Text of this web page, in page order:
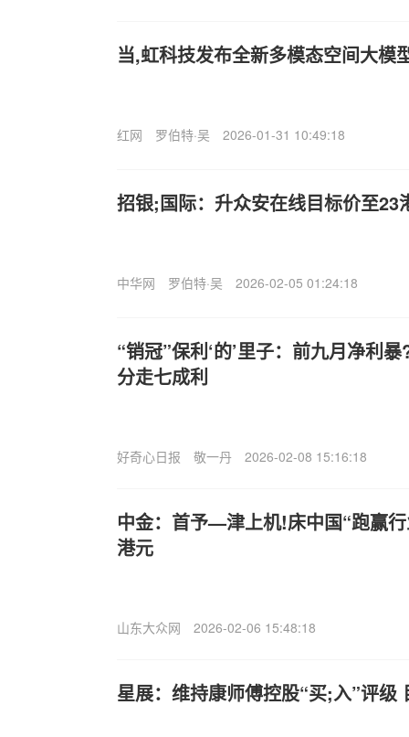
当,虹科技发布全新多模态空间大模
红网 罗伯特·吴 2026-01-31 10:49:18
招银;国际：升众安在线目标价至23
中华网 罗伯特·吴 2026-02-05 01:24:18
“销冠”保利‘的’里子：前九月净利
分走七成利
好奇心日报 敬一丹 2026-02-08 15:16:18
中金：首予—津上机!床中国“跑赢
港元
山东大众网 2026-02-06 15:48:18
星展：维持康师傅控股“买;入”评级